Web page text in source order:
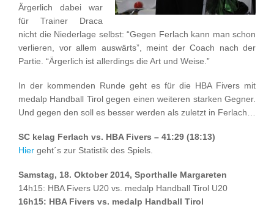
Ärgerlich dabei war
für Trainer Draca
nicht die Niederlage selbst: “Gegen Ferlach kann man schon
verlieren, vor allem auswärts”, meint der Coach nach der
Partie. “Ärgerlich ist allerdings die Art und Weise.”
In der kommenden Runde geht es für die HBA Fivers mit
medalp Handball Tirol gegen einen weiteren starken Gegner.
Und gegen den soll es besser werden als zuletzt in Ferlach…
SC kelag Ferlach vs. HBA Fivers – 41:29 (18:13)
Hier geht´s zur Statistik des Spiels.
Samstag, 18. Oktober 2014, Sporthalle Margareten
14h15: HBA Fivers U20 vs. medalp Handball Tirol U20
16h15: HBA Fivers vs. medalp Handball Tirol